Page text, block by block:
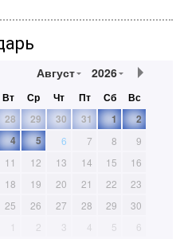
Август 2026
Вт Ср Чт Пт Сб
Вс
28 29 30 31 1
2
4 5 6 7 8
9
11 12 13 14 15
16
18 19 20 21 22
23
25 26 27 28 29
30
1 2 3 4 5 6